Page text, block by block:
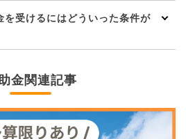
を受けるにはどういった条件が
金関連記事